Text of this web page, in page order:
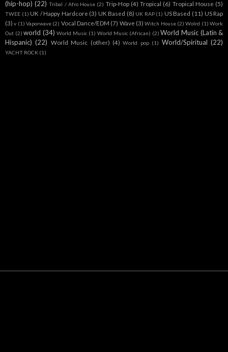
(hip-hop) (22) Tribal / Afro House (2) Trip-Hop (4) Tropical (6) Tropical House (5)
TWEE (1) UK / Happy Hardcore (3) UK Based (8) UK RAP (1) US Based (11) US Rap
(3) v (1) Vaporwave (2) Vocal Dance/EDM (7) Wave (3) Witch House (2) Wolrd (1) Work
Out (2) world (34) World Music (1) World Music (African) (2) World Music (Latin &
Hispanic) (22) World Music (other) (4) World pop (1) World/Spiritual (22)
YACHT ROCK (1)